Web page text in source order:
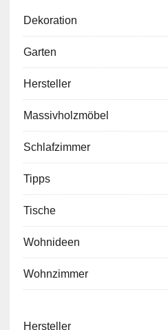
Dekoration
Garten
Hersteller
Massivholzmöbel
Schlafzimmer
Tipps
Tische
Wohnideen
Wohnzimmer
Hersteller